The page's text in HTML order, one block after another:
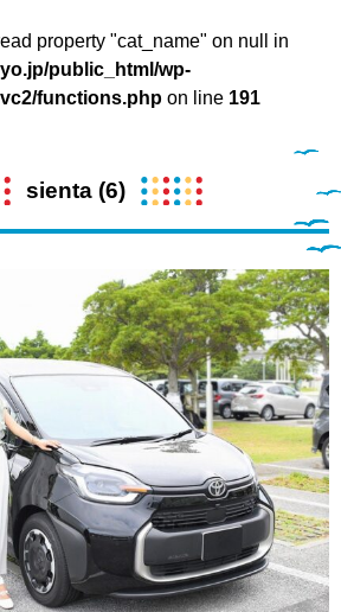
property "cat_name" on null in
public_html/wp-
functions.php on line 191
sienta (6)